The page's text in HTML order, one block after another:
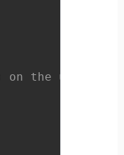
the user-agent